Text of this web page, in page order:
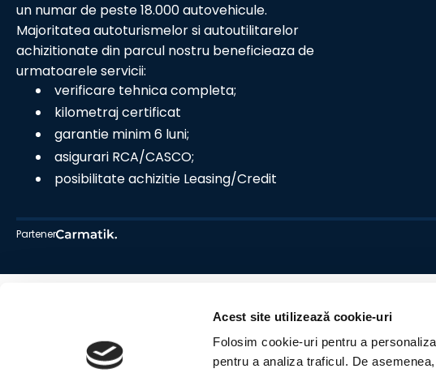
Acest site utilizează cookie-uri
Folosim cookie-uri pentru a
pentru a analiza traficul. De
un numar de peste 18.000 autovehicule.
Majoritatea autoturismelor si autoutilitarelor
achizitionate din parcul nostru beneficieaza de
urmatoarele servicii:
verificare tehnica completa;
kilometraj certificat
garantie minim 6 luni;
asigurari RCA/CASCO;
posibilitate achizitie Leasing/Credit
Partener